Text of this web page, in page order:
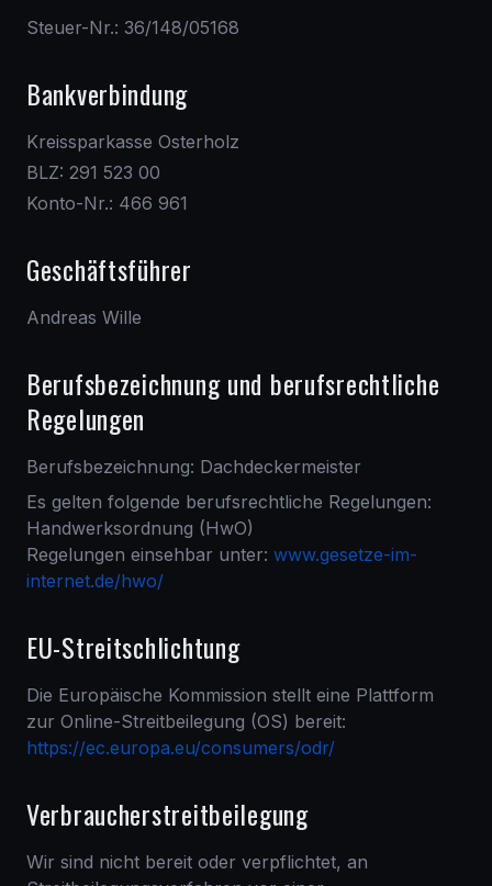
Steuer-Nr.: 36/148/05168
Bankverbindung
Kreissparkasse Osterholz
BLZ: 291 523 00
Konto-Nr.: 466 961
Geschäftsführer
Andreas Wille
Berufsbezeichnung und berufsrechtliche
Regelungen
Berufsbezeichnung: Dachdeckermeister
Es gelten folgende berufsrechtliche Regelungen:
Handwerksordnung (HwO)
Regelungen einsehbar unter: www.gesetze-im-
internet.de/hwo/
EU-Streitschlichtung
Die Europäische Kommission stellt eine Plattform
zur Online-Streitbeilegung (OS) bereit:
https://ec.europa.eu/consumers/odr/
Verbraucherstreitbeilegung
Wir sind nicht bereit oder verpflichtet, an